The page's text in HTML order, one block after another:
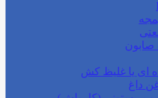
ای یا غلیظ کش
داغ